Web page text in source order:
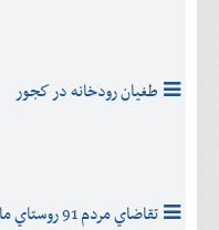
طغيان رودخانه در كجور
تقاضاي مردم 91 روستاي مازندران براي الحاق به استان سمنان